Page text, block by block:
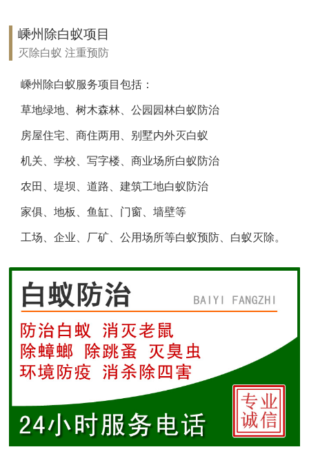
镇江白蚁防治
丹阳白蚁防治
扬中白蚁防治
句容白蚁防治
响水白蚁防治
滨海白蚁防治
阜宁白蚁防治
射阳白蚁防治
建湖白蚁防治
东台白蚁防治
涟水白蚁防治
嵊州除白蚁项目
灭除白蚁 注重预防
嵊州除白蚁服务项目包括：
草地绿地、树木森林、公园园林白蚁防治
房屋住宅、商住两用、别墅内外灭白蚁
机关、学校、写字楼、商业场所白蚁防治
农田、堤坝、道路、建筑工地白蚁防治
家俱、地板、鱼缸、门窗、墙壁等
工场、企业、厂矿、公用场所等白蚁预防、白蚁灭除。